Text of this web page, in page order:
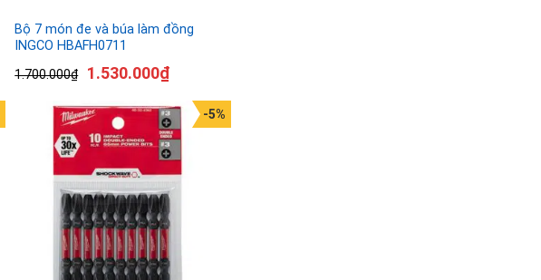
Bộ 7 món đe và búa làm đồng
INGCO HBAFH0711
1.700.000₫ 1.530.000₫
-5%